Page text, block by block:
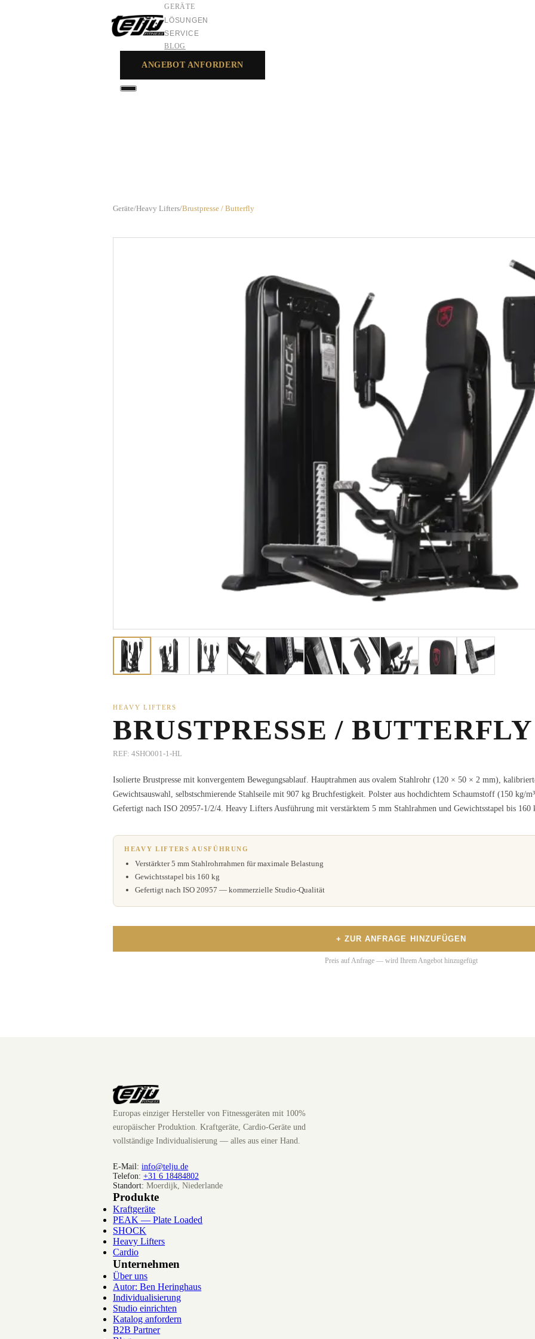
GERÄTE
LÖSUNGEN
SERVICE
BLOG
ANGEBOT ANFORDERN
Geräte/Heavy Lifters/Brustpresse / Butterfly
HEAVY LIFTERS
BRUSTPRESSE / BUTTERFLY
REF:4SHO001-1-HL
Isolierte Brustpresse mit konvergentem Bewegungsablauf. Hauptrahmen aus ovalem Stahlrohr (120 × 50 × 2 mm),
Gewichtsauswahl, selbstschmierende Stahlseile mit 907 kg Bruchfestigkeit. Polster aus hochdichtem Schaumstoff (150 kg/
Gefertigt nach ISO 20957-1/2/4. Heavy Lifters Ausführung mit verstärktem 5 mm Stahlrahmen und Gewichtsstapel bis 160
HEAVY LIFTERS AUSFÜHRUNG
Verstärkter 5 mm Stahlrohrrahmen für maximale Belastung
Gewichtsstapel bis 160 kg
Gefertigt nach ISO 20957 — kommerzielle Studio-Qualität
+ ZUR ANFRAGE HINZUFÜGEN
Preis auf Anfrage — wird Ihrem Angebot hinzugefügt
Europas einziger Hersteller von Fitnessgeräten mit 100%
europäischer Produktion. Kraftgeräte, Cardio-Geräte und
vollständige Individualisierung — alles aus einer Hand.
E-Mail: info@telju.de
Telefon: +31 6 18484802
Standort: Moerdijk, Niederlande
Produkte
Kraftgeräte
PEAK — Plate Loaded
SHOCK
Heavy Lifters
Cardio
Unternehmen
Über uns
Autor: Ben Heringhaus
Individualisierung
Studio einrichten
Katalog anfordern
B2B Partner